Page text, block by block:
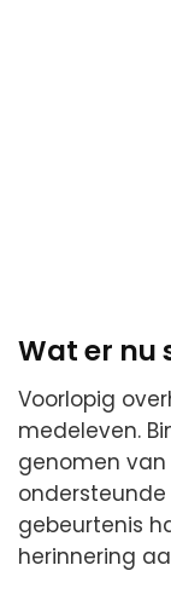
Wat er nu
Voorlopig
medeleven.
genomen
gebeurtenis
herinnering